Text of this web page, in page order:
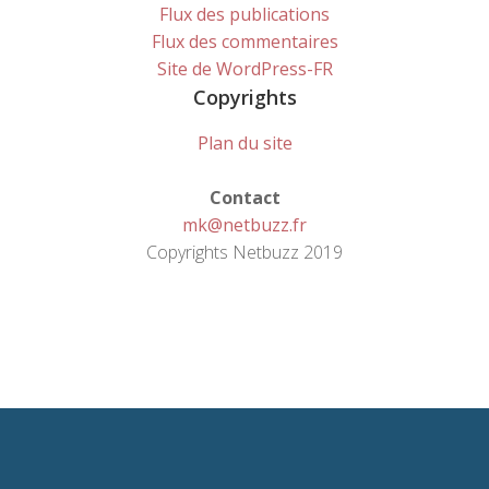
Flux des publications
Flux des commentaires
Site de WordPress-FR
Copyrights
Plan du site
Contact
mk@netbuzz.fr
Copyrights Netbuzz 2019